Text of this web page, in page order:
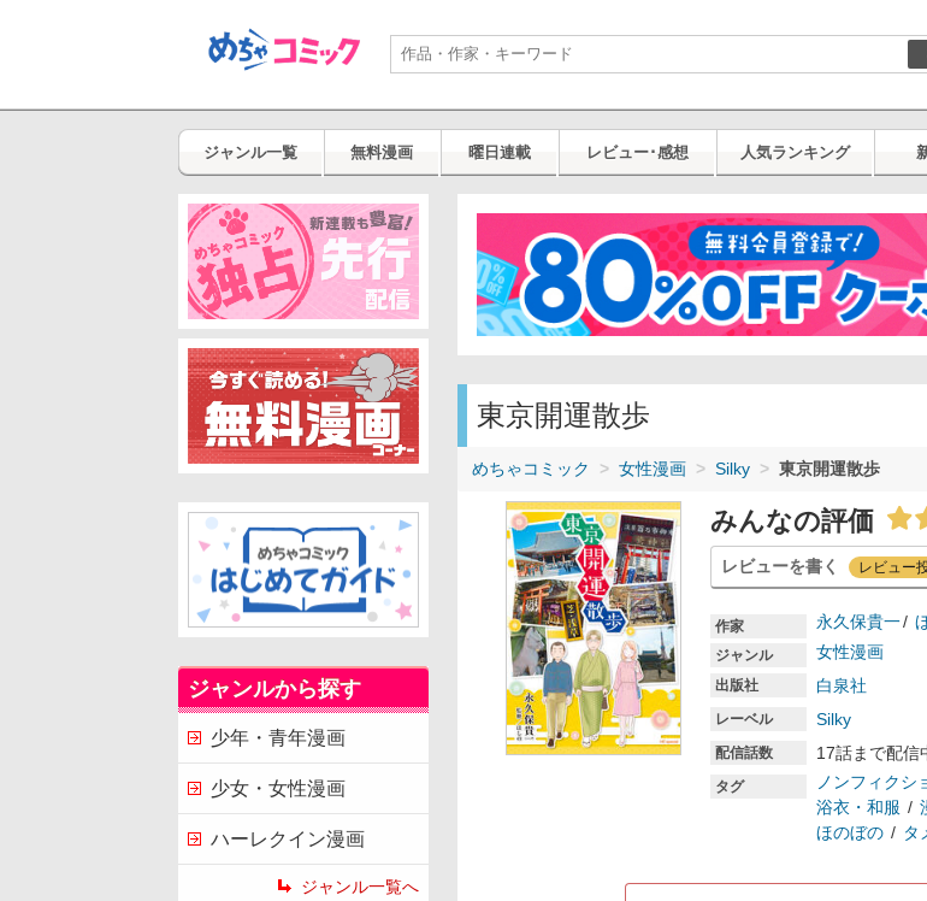
ジャンル一覧 無料漫画 曜日連載 レビュー･感想 人気ランキング
東京開運散歩
めちゃコミック 女性漫画 Silky 東京開運散歩
みんなの評価
レビューを書く レビュー
作家 永久保貴一
ジャンル 女性漫画
出版社 白泉社
レーベル Silky
配信話数 17話まで配信
タグ ノンフィクシ
浴衣・和服
ほのぼの
タ
ジャンルから探す
少年・青年漫画
少女・女性漫画
ハーレクイン漫画
ジャンル一覧へ